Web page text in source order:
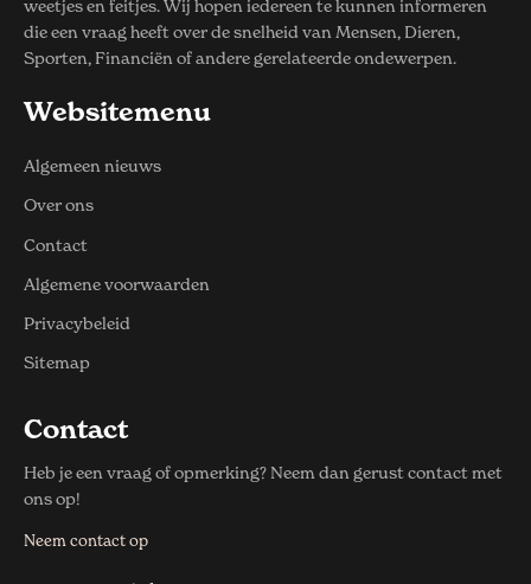
weetjes en feitjes. Wij hopen iedereen te kunnen informeren
die een vraag heeft over de snelheid van Mensen, Dieren,
Sporten, Financiën of andere gerelateerde ondewerpen.
Websitemenu
Algemeen nieuws
Over ons
Contact
Algemene voorwaarden
Privacybeleid
Sitemap
Contact
Heb je een vraag of opmerking? Neem dan gerust contact met
ons op!
Neem contact op